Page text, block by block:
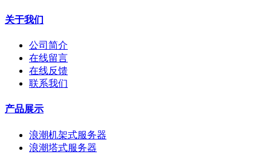
关于我们
公司简介
在线留言
在线反馈
联系我们
产品展示
浪潮机架式服务器
浪潮塔式服务器